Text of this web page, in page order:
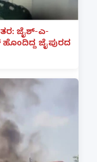
ಜೈಶ್-ಎ-
ಜೈಪುರದ